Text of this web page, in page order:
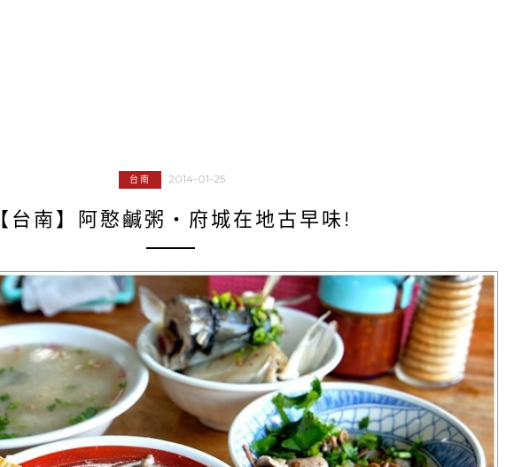
台南 2014-01-25
【台南】阿憨鹹粥‧府城在地古早味!